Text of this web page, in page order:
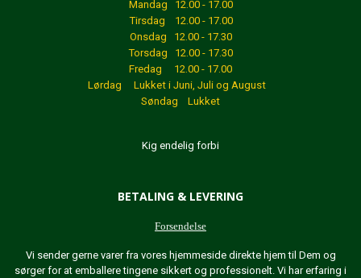
Mandag 12.00 - 17.00
Tirsdag 12.00 - 17.00
Onsdag 12.00 - 17.30
Torsdag 12.00 - 17.30
Fredag 12.00 - 17.00
Lørdag Lukket i Juni, Juli og August
Søndag Lukket
Kig endelig forbi
BETALING & LEVERING
Forsendelse
Vi sender gerne varer fra vores hjemmeside direkte hjem til Dem og
sørger for at emballere tingene sikkert og professionelt. Vi har erfaring i